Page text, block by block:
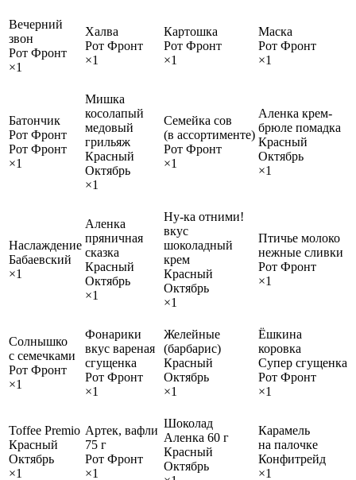
Вечерний
звон
Рот Фронт
×1
Халва
Рот Фронт
×1
Картошка
Рот Фронт
×1
Маска
Рот Фронт
×1
Батончик
Рот Фронт
Рот Фронт
×1
Мишка
косолапый
медовый
грильяж
Красный
Октябрь
×1
Семейка сов
(в ассортименте)
Рот Фронт
×1
Аленка крем-
брюле помадка
Красный
Октябрь
×1
Наслаждение
Бабаевский
×1
Аленка
пряничная
сказка
Красный
Октябрь
×1
Ну-ка отними!
вкус
шоколадный
крем
Красный
Октябрь
×1
Птичье молоко
нежные сливки
Рот Фронт
×1
Солнышко
с семечками
Рот Фронт
×1
Фонарики
вкус вареная
сгущенка
Рот Фронт
×1
Желейные
(барбарис)
Красный
Октябрь
×1
Ёшкина
коровка
Супер сгущенка
Рот Фронт
×1
Toffee Premio
Красный
Октябрь
×1
Артек, вафли
75 г
Рот Фронт
×1
Шоколад
Аленка 60 г
Красный
Октябрь
Карамель
на палочке
Конфитрейд
×1